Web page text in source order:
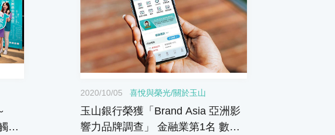
表
2020/10/05 喜悅與榮光/關於玉山
玉山銀行榮獲「Brand Asia 亞洲影
響力品牌調查」 金融業第1名 數位